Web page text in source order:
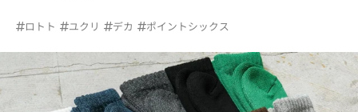
ロトト ユクリ デカ ポイントシックス